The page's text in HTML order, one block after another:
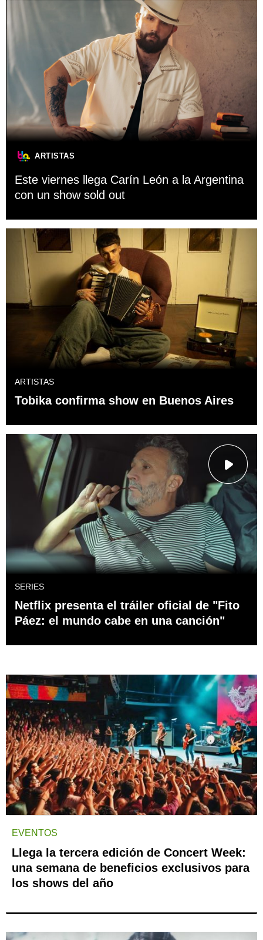
ARTISTAS
Este viernes llega Carín León a la Argentina
con un show sold out
ARTISTAS
Tobika confirma show en Buenos Aires
SERIES
Netflix presenta el tráiler oficial de "Fito
Páez: el mundo cabe en una canción"
EVENTOS
Llega la tercera edición de Concert Week:
una semana de beneficios exclusivos para
los shows del año